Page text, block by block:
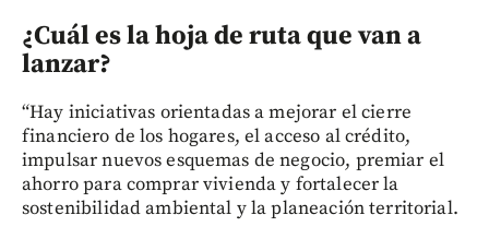
¿Cuál es la hoja de ruta que van a
lanzar?
“Hay iniciativas orientadas a mejorar el cierre
financiero de los hogares, el acceso al crédito,
impulsar nuevos esquemas de negocio, premiar el
ahorro para comprar vivienda y fortalecer la
sostenibilidad ambiental y la planeación territorial.